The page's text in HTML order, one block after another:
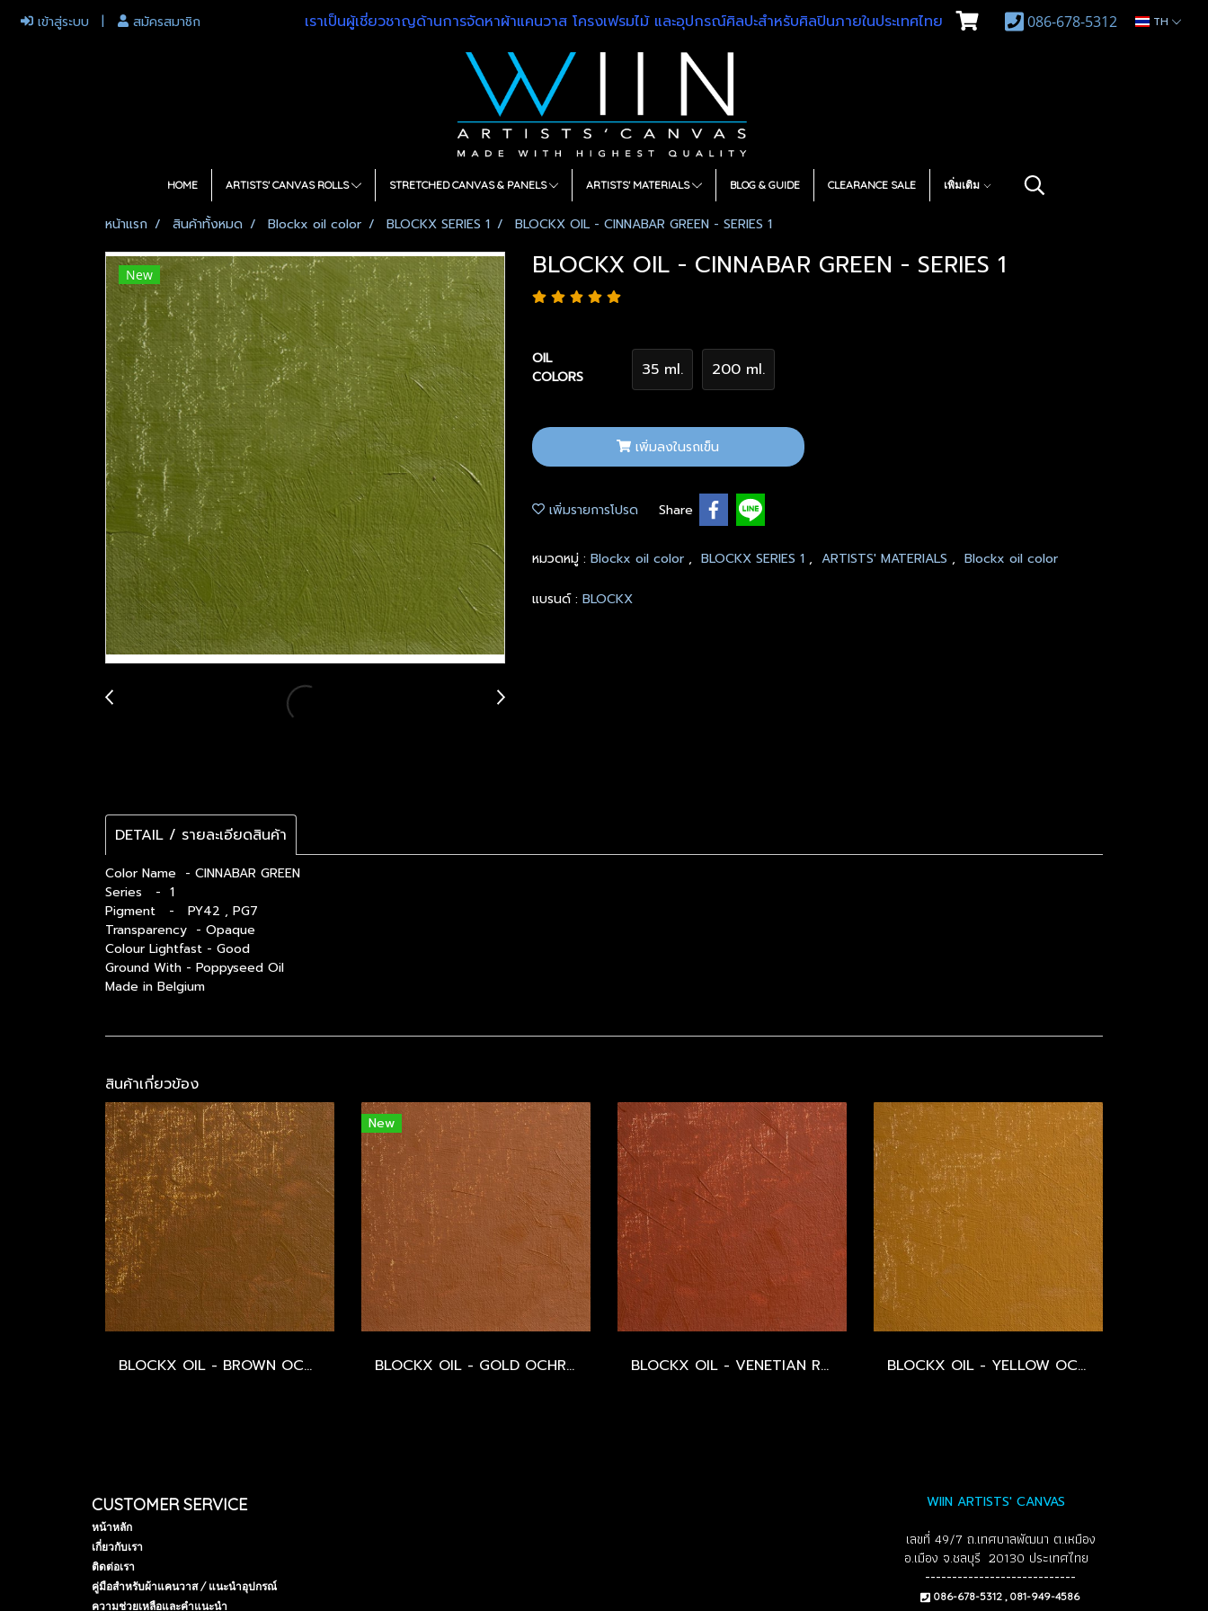
เข้าสู่ระบบ สมัครสมาชิก เราเป็นผู้เชี่ยวชาญด้านการจัดหาผ้าแคนวาส โครงเฟรมไม้ และอุปกรณ์ศิลปะสำหรับศิลปินภายในประเทศไทย 086-678-5312 TH
HOME ARTISTS' CANVAS ROLLS STRETCHED CANVAS & PANELS ARTISTS' MATERIALS BLOG & GUIDE CLEARANCE SALE เพิ่มเติม
หน้าแรก สินค้าทั้งหมด Blockx oil color BLOCKX SERIES 1 BLOCKX OIL - CINNABAR GREEN - SERIES 1
New BLOCKX OIL - CINNABAR GREEN - SERIES 1
OIL
COLORS
35 ml. 200 ml.
เพิ่มลงในรถเข็น
เพิ่มรายการโปรด Share
หมวดหมู่ : Blockx oil color , BLOCKX SERIES 1 , ARTISTS' MATERIALS , Blockx oil color
แบรนด์ : BLOCKX
DETAIL / รายละเอียดสินค้า
Color Name - CINNABAR GREEN
Series - 1
Pigment - PY42 , PG7
Transparency - Opaque
Colour Lightfast - Good
Ground With - Poppyseed Oil
Made in Belgium
สินค้าเกี่ยวข้อง
BLOCKX OIL - BROWN OCHRE LIGHT - SERIES 1
New
BLOCKX OIL - GOLD OCHRE - SERIES 1 BLOCKX OIL - VENETIAN RED - SERIES 1 BLOCKX OIL - YELLOW OCHRE - SERIES 1
CUSTOMER SERVICE
หน้าหลัก
เกี่ยวกับเรา
ติดต่อเรา
คู่มือสำหรับผ้าแคนวาส / แนะนำอุปกรณ์
ความช่วยเหลือและคำแนะนำ
WIIN ARTISTS' CANVAS
เลขที่ 49/7 ถ.เทศบาลพัฒนา ต.เหมือง
อ.เมือง จ.ชลบุรี 20130 ประเทศไทย
----------------------------
086-678-5312 , 081-949-4586